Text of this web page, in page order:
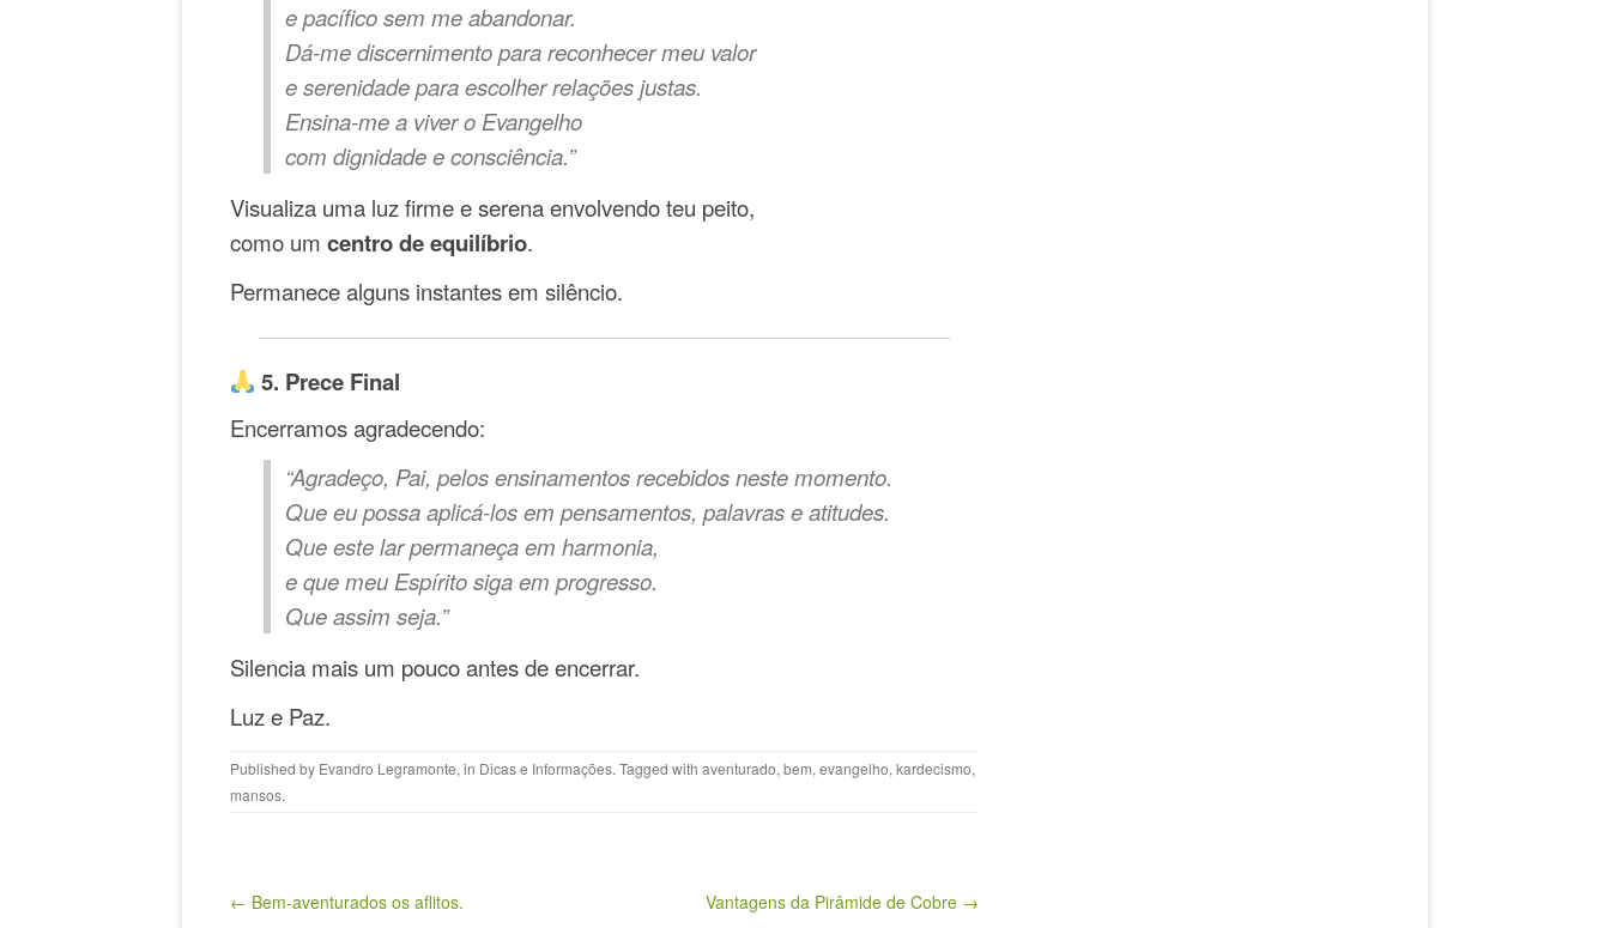
e pacífico sem me abandonar.
Dá-me discernimento para reconhecer meu valor
e serenidade para escolher relações justas.
Ensina-me a viver o Evangelho
com dignidade e consciência.”
Visualiza uma luz firme e serena envolvendo teu peito,
como um centro de equilíbrio.
Permanece alguns instantes em silêncio.
5. Prece Final
Encerramos agradecendo:
“Agradeço, Pai, pelos ensinamentos recebidos neste momento.
Que eu possa aplicá-los em pensamentos, palavras e atitudes.
Que este lar permaneça em harmonia,
e que meu Espírito siga em progresso.
Que assim seja.”
Silencia mais um pouco antes de encerrar.
Luz e Paz.
Published by Evandro Legramonte, in Dicas e Informações. Tagged with aventurado, bem, evangelho, kardecismo,
mansos.
Post navigation
← Bem-aventurados os aflitos. Vantagens da Pirâmide de Cobre →